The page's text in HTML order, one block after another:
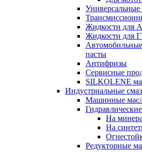
Универсальные
Жидкости для
Жидкости для
пасты
Антифризы
Сервисные
SILKOLENE
Индустриальные
Машинные
На
На
Редукторные